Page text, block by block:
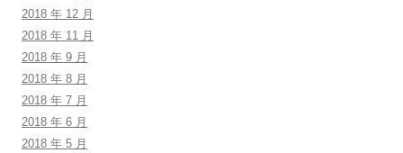
2018 年 12 月
2018 年 11 月
2018 年 9 月
2018 年 8 月
2018 年 7 月
2018 年 6 月
2018 年 5 月